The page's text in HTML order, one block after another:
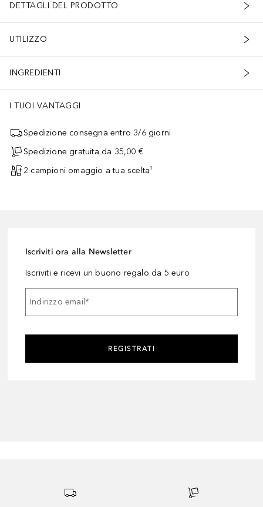
DETTAGLI DEL PRODOTTO
UTILIZZO
INGREDIENTI
I TUOI VANTAGGI
Spedizione consegna entro 3/6 giorni
Spedizione gratuita da 35,00 €
2 campioni omaggio a tua scelta¹
Iscriviti ora alla Newsletter
Iscriviti e ricevi un buono regalo da 5 euro
Indirizzo email*
REGISTRATI